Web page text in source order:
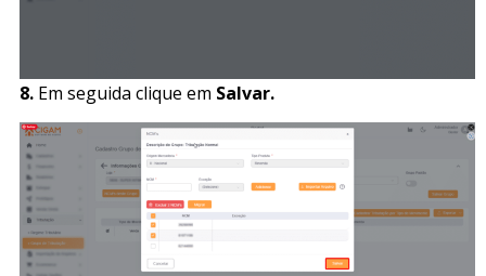
8. Em seguida clique em Salvar.